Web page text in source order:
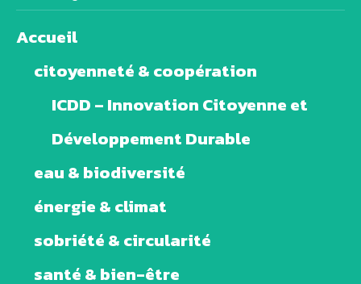
Accueil
citoyenneté & coopération
ICDD – Innovation Citoyenne et
Développement Durable
eau & biodiversité
énergie & climat
sobriété & circularité
santé & bien-être